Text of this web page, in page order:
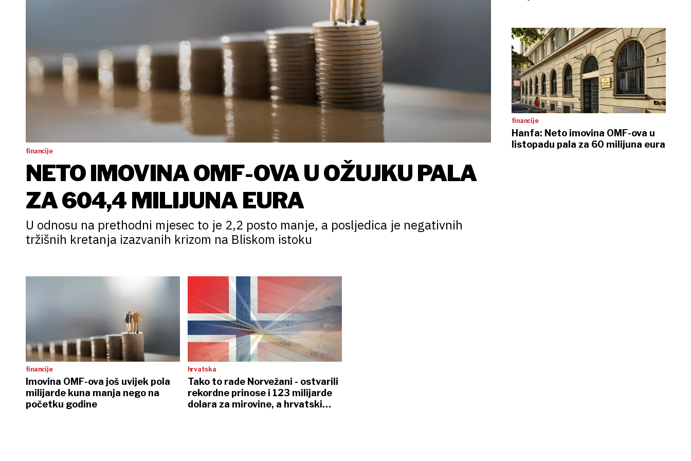
financije
NETO IMOVINA OMF-OVA U OŽUJKU PALA
ZA 604,4 MILIJUNA EURA
U odnosu na prethodni mjesec to je 2,2 posto manje, a posljedica je negativnih
tržišnih kretanja izazvanih krizom na Bliskom istoku
financije
Hanfa: Neto imovina OMF-ova u
listopadu pala za 60 milijuna eura
financije
Imovina OMF-ova još uvijek pola
milijarde kuna manja nego na
početku godine
hrvatska
Tako to rade Norvežani - ostvarili
rekordne prinose i 123 milijarde
dolara za mirovine, a hrvatski